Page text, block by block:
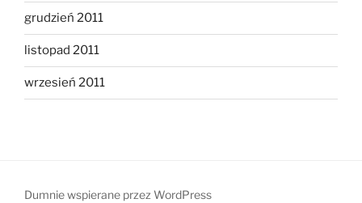
grudzień 2011
listopad 2011
wrzesień 2011
Dumnie wspierane przez WordPress